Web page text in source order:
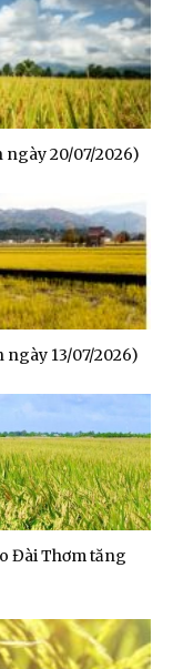
ngày 20/07/2026)
ngày 13/07/2026)
Đài Thơm tăng